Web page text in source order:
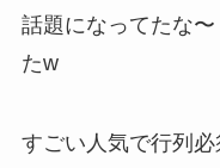
話題になってたな
たw
すごい人気で行列